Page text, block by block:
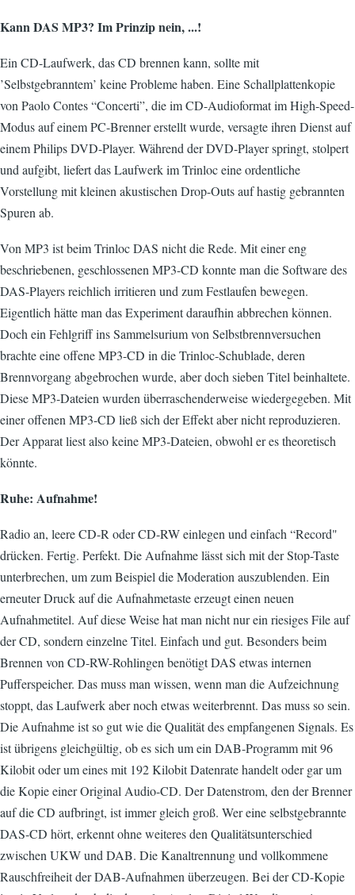
Kann DAS MP3? Im Prinzip nein, ...!
Ein CD-Laufwerk, das CD brennen kann, sollte mit
’Selbstgebranntem’ keine Probleme haben. Eine Schallplattenkopie
von Paolo Contes “Concerti”, die im CD-Audioformat im High-Speed-
Modus auf einem PC-Brenner erstellt wurde, versagte ihren Dienst auf
einem Philips DVD-Player. Während der DVD-Player springt, stolpert
und aufgibt, liefert das Laufwerk im Trinloc eine ordentliche
Vorstellung mit kleinen akustischen Drop-Outs auf hastig gebrannten
Spuren ab.
Von MP3 ist beim Trinloc DAS nicht die Rede. Mit einer eng
beschriebenen, geschlossenen MP3-CD konnte man die Software des
DAS-Players reichlich irritieren und zum Festlaufen bewegen.
Eigentlich hätte man das Experiment daraufhin abbrechen können.
Doch ein Fehlgriff ins Sammelsurium von Selbstbrennversuchen
brachte eine offene MP3-CD in die Trinloc-Schublade, deren
Brennvorgang abgebrochen wurde, aber doch sieben Titel beinhaltete.
Diese MP3-Dateien wurden überraschenderweise wiedergegeben. Mit
einer offenen MP3-CD ließ sich der Effekt aber nicht reproduzieren.
Der Apparat liest also keine MP3-Dateien, obwohl er es theoretisch
könnte.
Ruhe: Aufnahme!
Radio an, leere CD-R oder CD-RW einlegen und einfach “Record"
drücken. Fertig. Perfekt. Die Aufnahme lässt sich mit der Stop-Taste
unterbrechen, um zum Beispiel die Moderation auszublenden. Ein
erneuter Druck auf die Aufnahmetaste erzeugt einen neuen
Aufnahmetitel. Auf diese Weise hat man nicht nur ein riesiges File auf
der CD, sondern einzelne Titel. Einfach und gut. Besonders beim
Brennen von CD-RW-Rohlingen benötigt DAS etwas internen
Pufferspeicher. Das muss man wissen, wenn man die Aufzeichnung
stoppt, das Laufwerk aber noch etwas weiterbrennt. Das muss so sein.
Die Aufnahme ist so gut wie die Qualität des empfangenen Signals. Es
ist übrigens gleichgültig, ob es sich um ein DAB-Programm mit 96
Kilobit oder um eines mit 192 Kilobit Datenrate handelt oder gar um
die Kopie einer Original Audio-CD. Der Datenstrom, den der Brenner
auf die CD aufbringt, ist immer gleich groß. Wer eine selbstgebrannte
DAS-CD hört, erkennt ohne weiteres den Qualitätsunterschied
zwischen UKW und DAB. Die Kanaltrennung und vollkommene
Rauschfreiheit der DAB-Aufnahmen überzeugen. Bei der CD-Kopie